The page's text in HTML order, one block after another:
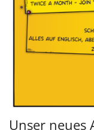
Unser neues